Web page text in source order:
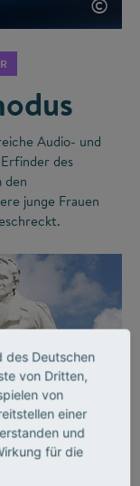
Audio- und
des
den
junge Frauen
des Deutschen
von Dritten,
von
einer
und
für die